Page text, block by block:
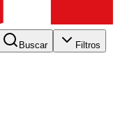
Buscar Filtros